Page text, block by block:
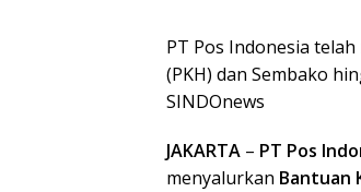
PT Pos Indonesia
(PKH) dan Sembako
SINDOnews
JAKARTA – PT Pos
menyalurkan Bantuan